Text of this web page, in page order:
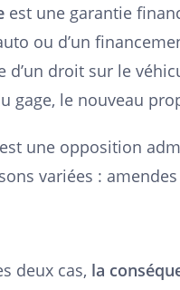
est une garantie
ou d’un
d’un droit sur le
gage, le nouveau
est une opposition
variées :
deux cas, la